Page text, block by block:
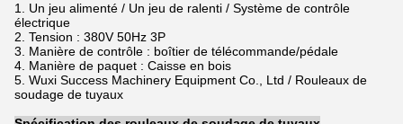
1. Un jeu alimenté / Un jeu de ralenti / Système de contrôle
électrique
2. Tension : 380V 50Hz 3P
3. Manière de contrôle : boîtier de télécommande/pédale
4. Manière de paquet : Caisse en bois
5. Wuxi Success Machinery Equipment Co., Ltd / Rouleaux de
soudage de tuyaux